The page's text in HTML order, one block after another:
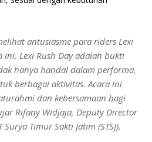
antusiasme para riders Lexi
Lexi Rush Day adalah bukti
hanya handal dalam performa,
berbagai aktivitas. Acara ini
dan kebersamaan bagi
Rifany Widjaja, Deputy Director
Timur Sakti Jatim (STSJ).